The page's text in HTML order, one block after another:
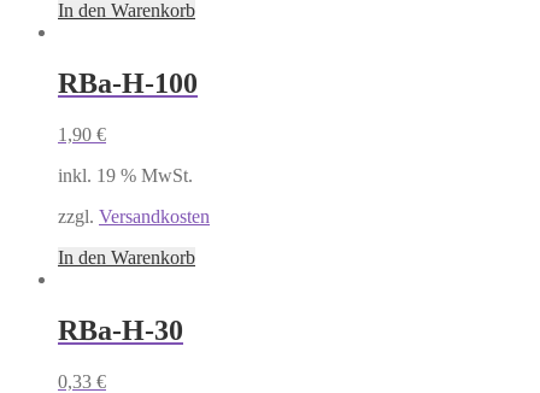
In den Warenkorb
RBa-H-100
1,90 €
inkl. 19 % MwSt.
zzgl. Versandkosten
In den Warenkorb
RBa-H-30
0,33 €